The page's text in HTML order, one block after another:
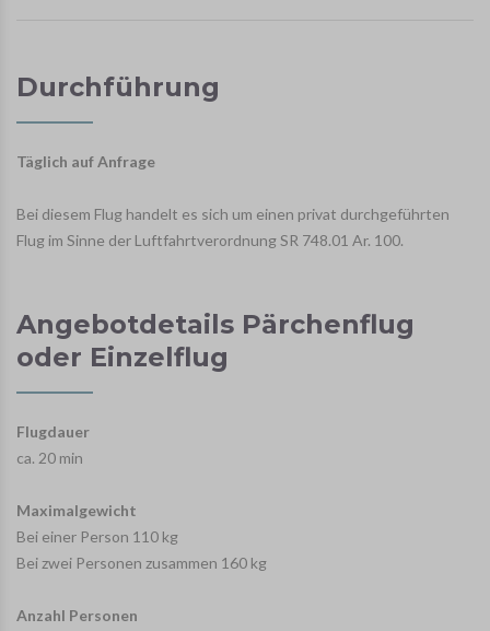
Durchführung
Täglich auf Anfrage
Bei diesem Flug handelt es sich um einen privat durchgeführten
Flug im Sinne der Luftfahrtverordnung SR 748.01 Ar. 100.
Angebotdetails Pärchenflug
oder Einzelflug
Flugdauer
ca. 20 min
Maximalgewicht
Bei einer Person 110 kg
Bei zwei Personen zusammen 160 kg
Anzahl Personen